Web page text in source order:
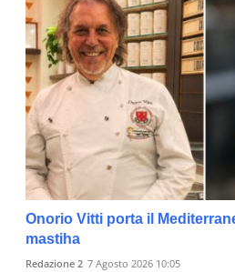
Onorio Vitti porta il
mastiha
Redazione 2 7 Agosto 2026 10:05